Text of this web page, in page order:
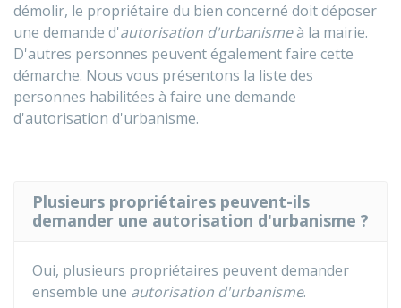
démolir, le propriétaire du bien concerné doit déposer
une demande d'autorisation d'urbanismeà la mairie.
D'autres personnes peuvent également faire cette
démarche. Nous vous présentons la liste des
personnes habilitées à faire une demande
d'autorisation d'urbanisme.
Plusieurs propriétaires peuvent-ils
demander une autorisation d'urbanisme ?
Oui, plusieurs propriétaires peuvent demander
ensemble une autorisation d'urbanisme.